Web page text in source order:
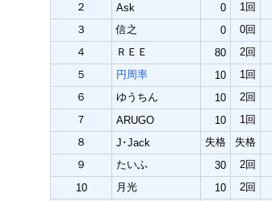
２
Ask 0 1回
３
信之 0 0回
４
ＲＥＥ 80 2回
５
円周率 10 1回
６
ゆうちん 10 2回
７
ARUGO 10 1回
８
J･Jack 失格 失格
９
たいふ 30 2回
10
月光 10 2回